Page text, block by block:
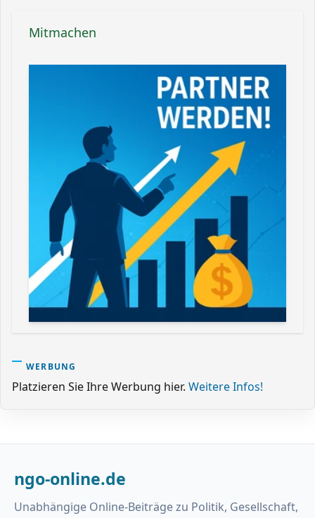
Mitmachen
WERBUNG
Platzieren Sie Ihre Werbung hier. Weitere Infos!
ngo-online.de
Unabhängige Online-Beiträge zu Politik, Gesellschaft,